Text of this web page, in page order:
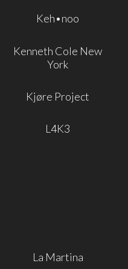
Keh•noo
Kenneth Cole New
York
Kjøre Project
L4K3
La Martina